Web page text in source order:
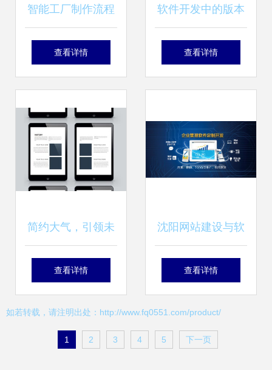
智能工厂制作流程
图设计解析 科技风
应用指南
查看详情
软件开发中的版本
控制 Check Out与
务哲学
查看详情
简约大气，引领未
来 蓝色科技公司软
查看详情
沈阳网站建设与软
件开发 图APP开发
数字化转型
查看详情
如若转载，请注明出处：http://www.fq0551.com/product/
1 2 3 4 5 下一页